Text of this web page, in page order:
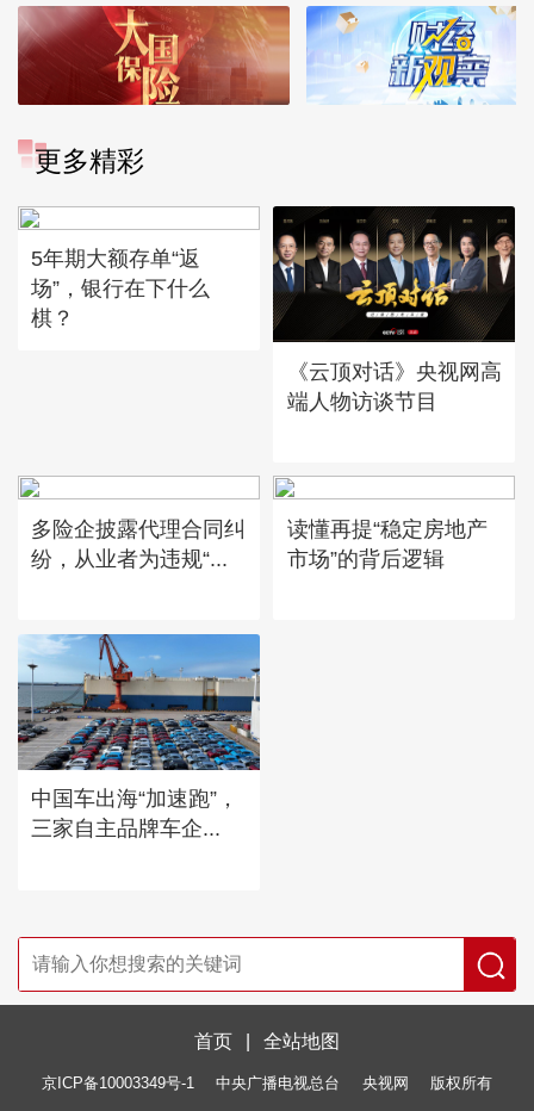
更多精彩
5年期大额存单“返
场”，银行在下什么
棋？
《云顶对话》央视网高
端人物访谈节目
多险企披露代理合同纠
纷，从业者为违规“...
读懂再提“稳定房地产
市场”的背后逻辑
中国车出海“加速跑”，
三家自主品牌车企...
首页 全站地图
京ICP备10003349号-1 中央广播电视总台 央视网 版权所有